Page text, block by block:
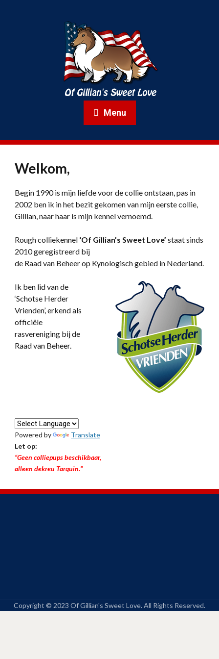
Menu
Welkom,
Begin 1990 is mijn liefde voor de collie ontstaan, pas in
2002 ben ik in het bezit gekomen van mijn eerste collie,
Gillian, naar haar is mijn kennel vernoemd.
Rough colliekennel ‘Of Gillian’s Sweet Love’ staat sinds
2010 geregistreerd bij
de Raad van Beheer op Kynologisch gebied in Nederland.
Ik ben lid van de
‘Schotse Herder
Vrienden’, erkend als
officiële
rasvereniging bij de
Raad van Beheer.
Powered by
Translate
Let op:
“Geen colliepups beschikbaar,
alleen dekreu Tarquin.”
Copyright © 2023 Of Gillian's Sweet Love. All Rights Reserved.